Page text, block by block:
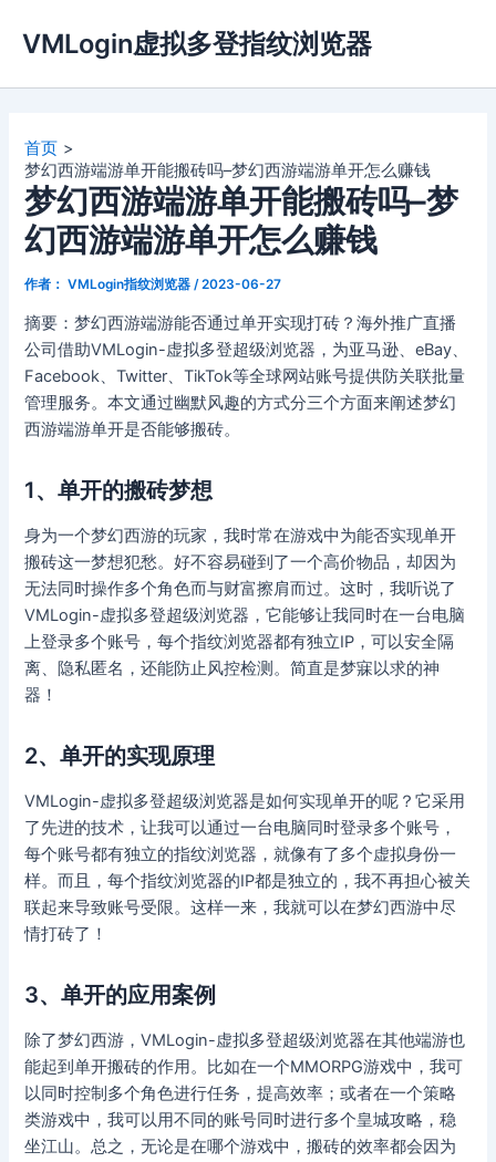
容
VMLogin虚拟多登指纹浏览器
首页
梦幻西游端游单开能搬砖吗–梦幻西游端游单开怎么赚钱
梦幻西游端游单开能搬砖吗–梦
幻西游端游单开怎么赚钱
作者： VMLogin指纹浏览器 /2023-06-27
摘要：梦幻西游端游能否通过单开实现打砖？海外推广直播
公司借助VMLogin-虚拟多登超级浏览器，为亚马逊、eBay、
Facebook、Twitter、TikTok等全球网站账号提供防关联批量
管理服务。本文通过幽默风趣的方式分三个方面来阐述梦幻
西游端游单开是否能够搬砖。
1、单开的搬砖梦想
身为一个梦幻西游的玩家，我时常在游戏中为能否实现单开
搬砖这一梦想犯愁。好不容易碰到了一个高价物品，却因为
无法同时操作多个角色而与财富擦肩而过。这时，我听说了
VMLogin-虚拟多登超级浏览器，它能够让我同时在一台电脑
上登录多个账号，每个指纹浏览器都有独立IP，可以安全隔
离、隐私匿名，还能防止风控检测。简直是梦寐以求的神
器！
2、单开的实现原理
VMLogin-虚拟多登超级浏览器是如何实现单开的呢？它采用
了先进的技术，让我可以通过一台电脑同时登录多个账号，
每个账号都有独立的指纹浏览器，就像有了多个虚拟身份一
样。而且，每个指纹浏览器的IP都是独立的，我不再担心被关
联起来导致账号受限。这样一来，我就可以在梦幻西游中尽
情打砖了！
3、单开的应用案例
除了梦幻西游，VMLogin-虚拟多登超级浏览器在其他端游也
能起到单开搬砖的作用。比如在一个MMORPG游戏中，我可
以同时控制多个角色进行任务，提高效率；或者在一个策略
类游戏中，我可以用不同的账号同时进行多个皇城攻略，稳
坐江山。总之，无论是在哪个游戏中，搬砖的效率都会因为